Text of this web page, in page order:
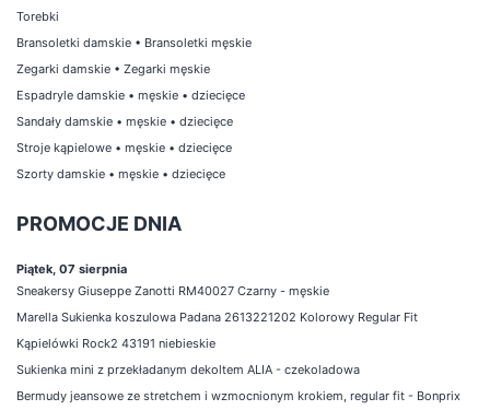
Torebki
Bransoletki damskie • Bransoletki męskie
Zegarki damskie • Zegarki męskie
Espadryle damskie • męskie • dziecięce
Sandały damskie • męskie • dziecięce
Stroje kąpielowe • męskie • dziecięce
Szorty damskie • męskie • dziecięce
PROMOCJE DNIA
Piątek, 07 sierpnia
Sneakersy Giuseppe Zanotti RM40027 Czarny - męskie
Marella Sukienka koszulowa Padana 2613221202 Kolorowy Regular Fit
Kąpielówki Rock2 43191 niebieskie
Sukienka mini z przekładanym dekoltem ALIA - czekoladowa
Bermudy jeansowe ze stretchem i wzmocnionym krokiem, regular fit - Bonprix